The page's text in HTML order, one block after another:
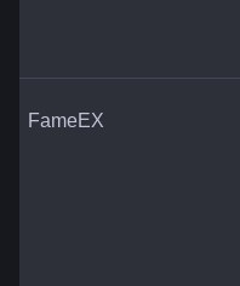
FameEX